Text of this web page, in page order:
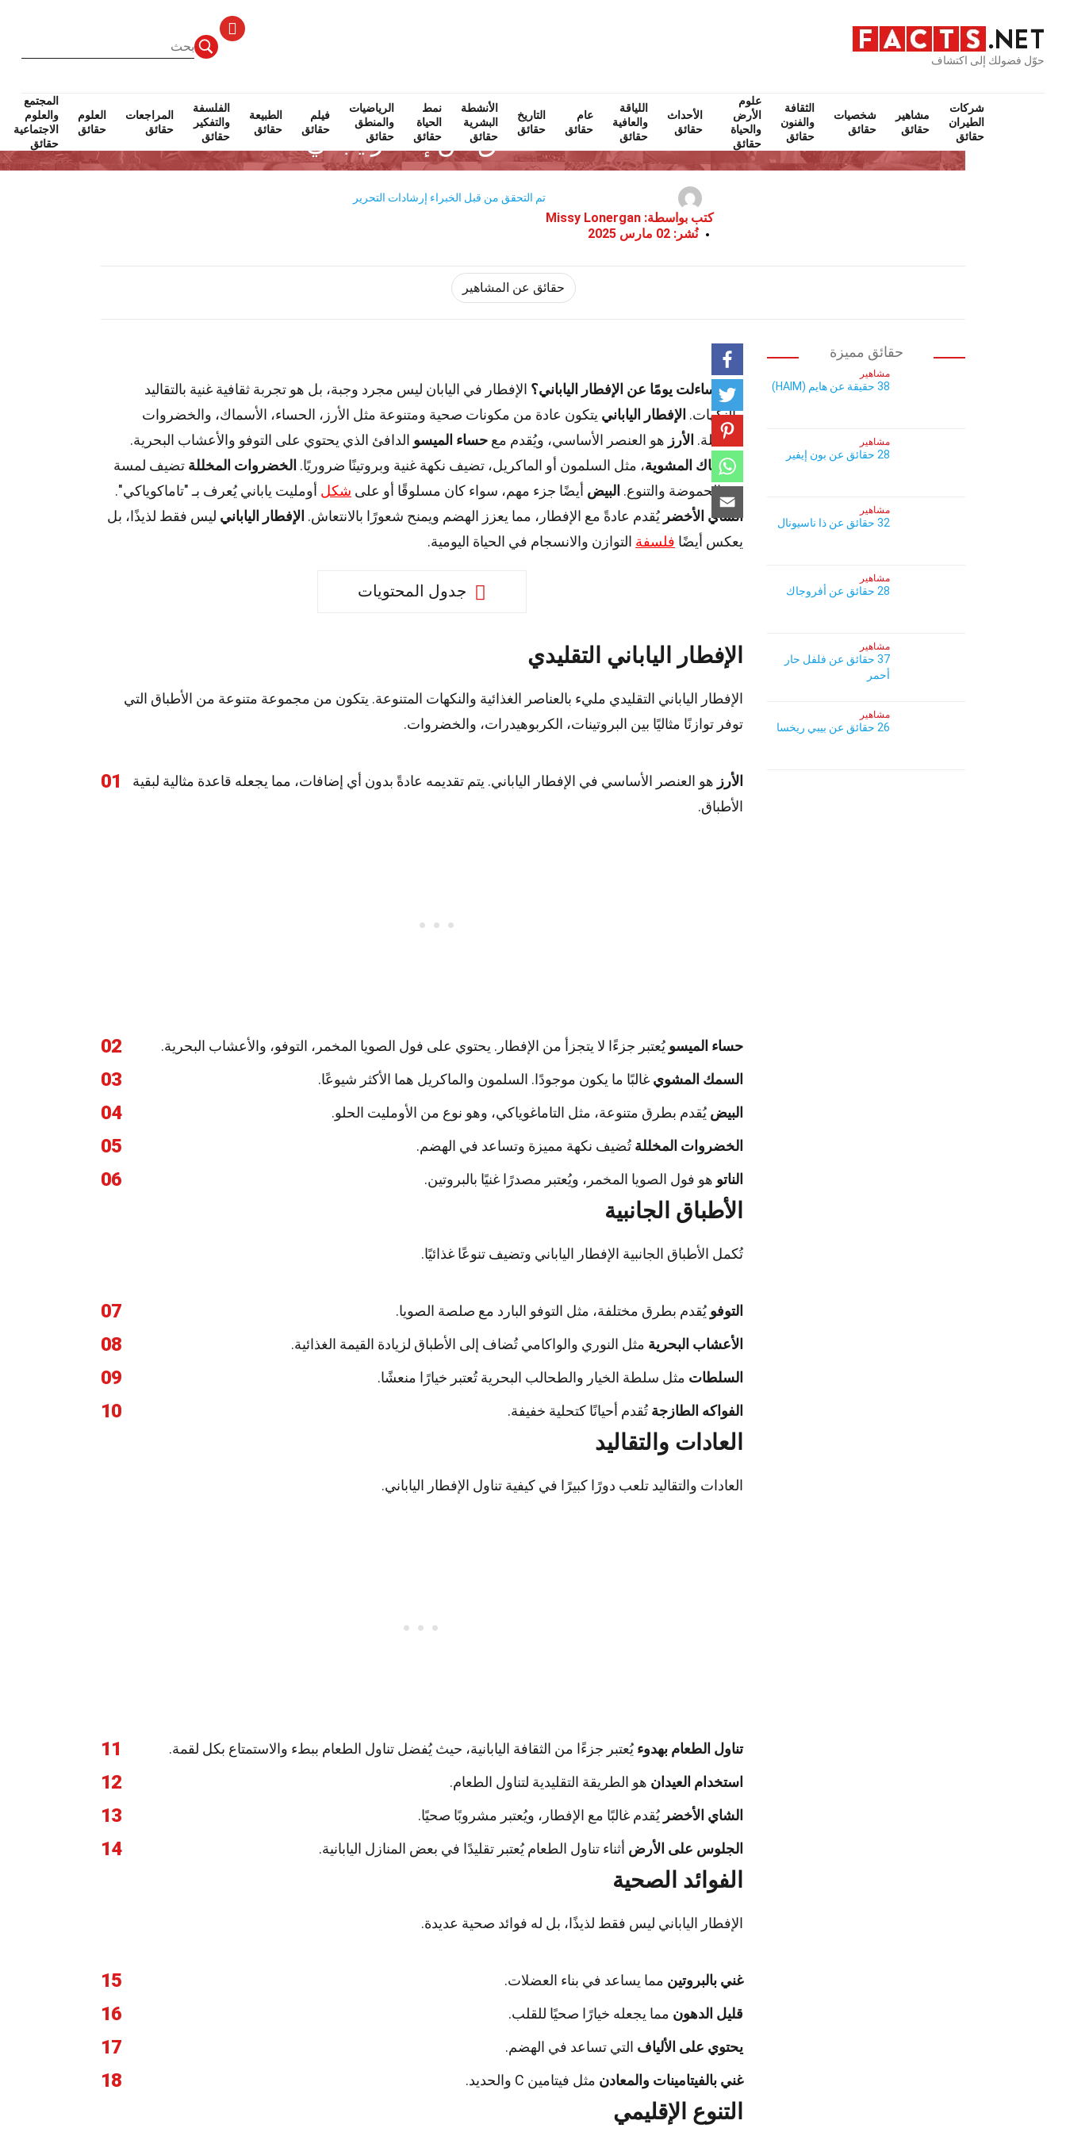
حوّل فضولك إلى اكتشاف
شركات
الطيران
حقائق
مشاهير
حقائق
شخصيات
حقائق
الثقافة
والفنون
حقائق
علوم
الأرض
والحياة
حقائق
الأحداث
حقائق
اللياقة
والعافية
حقائق
عام
حقائق
التاريخ
حقائق
الأنشطة
البشرية
حقائق
نمط
الحياة
حقائق
الرياضيات
والمنطق
حقائق
فيلم
حقائق
الطبيعة
حقائق
الفلسفة
والتفكير
حقائق
المراجعات
حقائق
العلوم
حقائق
المجتمع
والعلوم
الاجتماعية
حقائق
Home مشاهير حقائق
40 حقائق عن إفطار ياباني
كتب بواسطة:Missy Lonergan
نُشر:02 مارس 2025
تم التحقق من قبل الخبراء إرشادات التحرير
حقائق عن المشاهير
هل تساءلت يومًا عن الإفطار الياباني؟ الإفطار في اليابان ليس مجرد وجبة، بل هو تجربة ثقافية غنية بالتقاليد
والنكهات. الإفطار الياباني يتكون عادة من مكونات صحية ومتنوعة مثل الأرز، الحساء، الأسماك، والخضروات
المخللة. الأرز هو العنصر الأساسي، ويُقدم مع حساء الميسو الدافئ الذي يحتوي على التوفو والأعشاب البحرية.
الأسماك المشوية، مثل السلمون أو الماكريل، تضيف نكهة غنية وبروتينًا ضروريًا. الخضروات المخللة تضيف لمسة
من الحموضة والتنوع. البيض أيضًا جزء مهم، سواء كان مسلوقًا أو على شكل أومليت ياباني يُعرف بـ "تاماكوياكي".
الشاي الأخضر يُقدم عادةً مع الإفطار، مما يعزز الهضم ويمنح شعورًا بالانتعاش. الإفطار الياباني ليس فقط لذيذًا، بل
يعكس أيضًا فلسفة التوازن والانسجام في الحياة اليومية.
جدول المحتويات
الإفطار الياباني التقليدي
الإفطار الياباني التقليدي مليء بالعناصر الغذائية والنكهات المتنوعة. يتكون من مجموعة متنوعة من الأطباق التي
توفر توازنًا مثاليًا بين البروتينات، الكربوهيدرات، والخضروات.
01 الأرز هو العنصر الأساسي في الإفطار الياباني. يتم تقديمه عادةً بدون أي إضافات، مما يجعله قاعدة مثالية لبقية
الأطباق.
02 حساء الميسو يُعتبر جزءًا لا يتجزأ من الإفطار. يحتوي على فول الصويا المخمر، التوفو، والأعشاب البحرية.
03 السمك المشوي غالبًا ما يكون موجودًا. السلمون والماكريل هما الأكثر شيوعًا.
04 البيض يُقدم بطرق متنوعة، مثل التاماغوياكي، وهو نوع من الأومليت الحلو.
05 الخضروات المخللة تُضيف نكهة مميزة وتساعد في الهضم.
06 الناتو هو فول الصويا المخمر، ويُعتبر مصدرًا غنيًا بالبروتين.
الأطباق الجانبية
تُكمل الأطباق الجانبية الإفطار الياباني وتضيف تنوعًا غذائيًا.
07 التوفو يُقدم بطرق مختلفة، مثل التوفو البارد مع صلصة الصويا.
08 الأعشاب البحرية مثل النوري والواكامي تُضاف إلى الأطباق لزيادة القيمة الغذائية.
09 السلطات مثل سلطة الخيار والطحالب البحرية تُعتبر خيارًا منعشًا.
10 الفواكه الطازجة تُقدم أحيانًا كتحلية خفيفة.
العادات والتقاليد
العادات والتقاليد تلعب دورًا كبيرًا في كيفية تناول الإفطار الياباني.
11 تناول الطعام بهدوء يُعتبر جزءًا من الثقافة اليابانية، حيث يُفضل تناول الطعام ببطء والاستمتاع بكل لقمة.
12 استخدام العيدان هو الطريقة التقليدية لتناول الطعام.
13 الشاي الأخضر يُقدم غالبًا مع الإفطار، ويُعتبر مشروبًا صحيًا.
14 الجلوس على الأرض أثناء تناول الطعام يُعتبر تقليدًا في بعض المنازل اليابانية.
الفوائد الصحية
الإفطار الياباني ليس فقط لذيذًا، بل له فوائد صحية عديدة.
15 غني بالبروتين مما يساعد في بناء العضلات.
16 قليل الدهون مما يجعله خيارًا صحيًا للقلب.
17 يحتوي على الألياف التي تساعد في الهضم.
18 غني بالفيتامينات والمعادن مثل فيتامين C والحديد.
التنوع الإقليمي
حقائق مميزة
مشاهير
38 حقيقة عن هايم (HAIM)
مشاهير
28 حقائق عن بون إيفير
مشاهير
32 حقائق عن ذا ناسيونال
مشاهير
28 حقائق عن أفروجاك
مشاهير
37 حقائق عن فلفل حار
أحمر
مشاهير
26 حقائق عن بيبي ريخسا